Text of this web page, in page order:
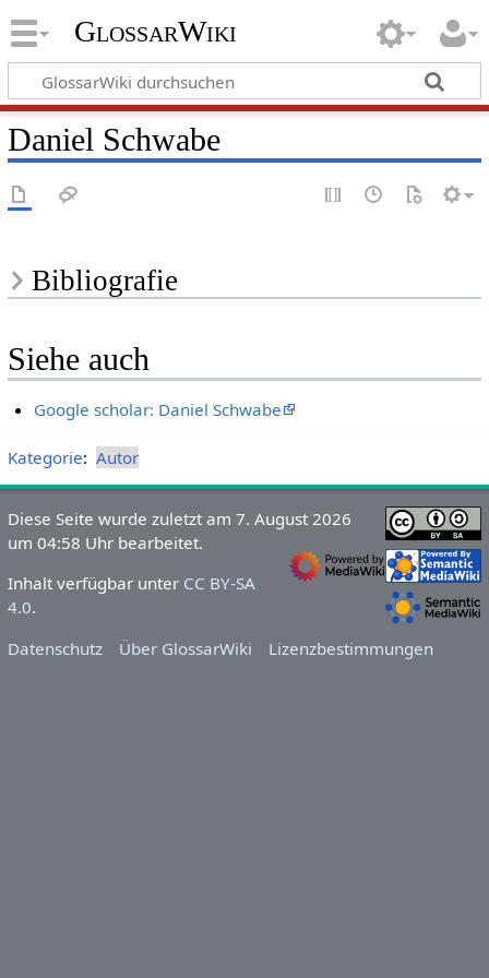
GlossarWiki
Daniel Schwabe
Bibliografie
Siehe auch
Google scholar: Daniel Schwabe
Kategorie: Autor
Diese Seite wurde zuletzt am 7. August 2026
um 04:58 Uhr bearbeitet.
Inhalt verfügbar unter CC BY-SA
4.0.
Datenschutz
Über GlossarWiki Lizenzbestimmungen